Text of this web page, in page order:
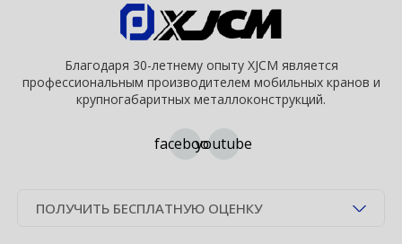
Благодаря 30-летнему опыту XJCM является
профессиональным производителем мобильных кранов и
крупногабаритных металлоконструкций.
facebookyoutube
ПОЛУЧИТЬ БЕСПЛАТНУЮ ОЦЕНКУ